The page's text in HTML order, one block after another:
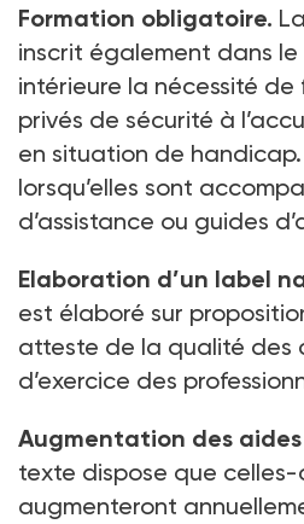
Formation obligatoire.
inscrit également dans
intérieure la nécessité de
privés de sécurité à
en situation de
lorsqu’elles sont
d’assistance ou guides
Elaboration d’un label
est élaboré sur
atteste de la qualité des
d’exercice des
Augmentation des
texte dispose que
augmenteront